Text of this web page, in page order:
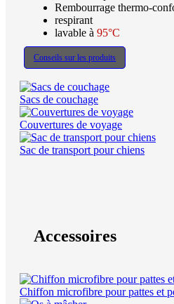
Rembourrage thermo-
respirant
lavable à 95°C
Conseils sur les produits
Sacs de couchage
Couvertures de voyage
Sac de transport pour chiens
Accessoires
Chiffon microfibre pour pattes et